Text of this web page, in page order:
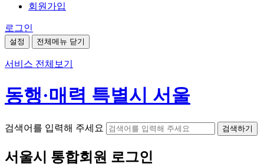
회원가입
로그인
설정 전체메뉴 닫기
서비스 전체보기
동행·매력 특별시 서울
검색어를 입력해 주세요 검색하기
서울시 통합회원 로그인